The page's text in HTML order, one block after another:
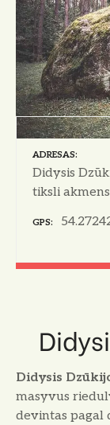
ADRESAS
Didysis
tiksli
GPS
Didysis
masyvus
devintas pagal